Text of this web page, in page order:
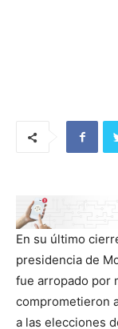
En su último
presidencia de
fue arropado por
comprometieron
a las elecciones